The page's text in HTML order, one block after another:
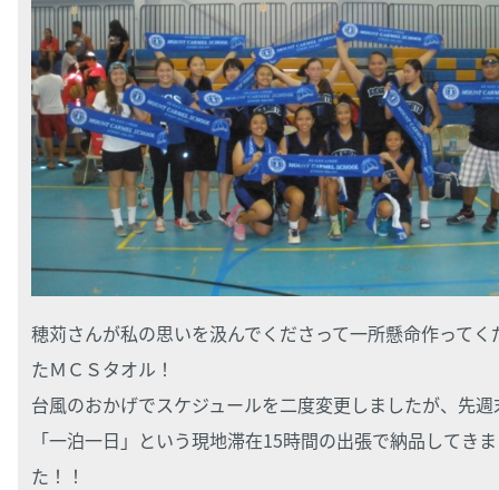
穂苅さんが私の思いを汲んでくださって一所懸命作ってく
たＭＣＳタオル！
台風のおかげでスケジュールを二度変更しましたが、先週
「一泊一日」という現地滞在15時間の出張で納品してき
た！！